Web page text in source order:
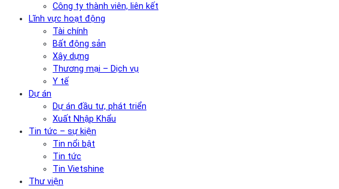
Công ty thành viên, liên kết
Lĩnh vực hoạt động
Tài chính
Bất động sản
Xây dựng
Thương mại – Dịch vụ
Y tế
Dự án
Dự án đầu tư, phát triển
Xuất Nhập Khẩu
Tin tức – sự kiện
Tin nổi bật
Tin tức
Tin Vietshine
Thư viện